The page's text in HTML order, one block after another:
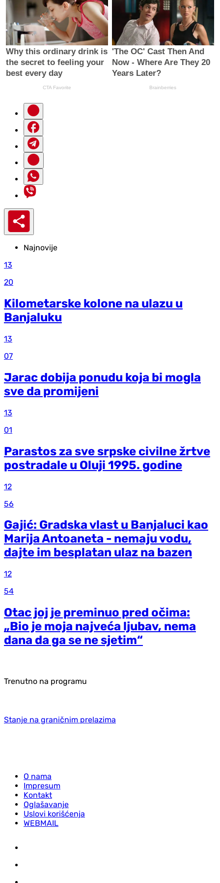
Najnovije
13
20
Kilometarske kolone na ulazu u
Banjaluku
13
07
Jarac dobija ponudu koja bi mogla
sve da promijeni
13
01
Parastos za sve srpske civilne žrtve
postradale u Oluji 1995. godine
12
56
Gajić: Gradska vlast u Banjaluci kao
Marija Antoaneta - nemaju vodu,
dajte im besplatan ulaz na bazen
12
54
Otac joj je preminuo pred očima:
„Bio je moja najveća ljubav, nema
dana da ga se ne sjetim“
Trenutno na programu
Stanje na graničnim prelazima
O nama
Impresum
Kontakt
Oglašavanje
Uslovi korišćenja
WEBMAIL